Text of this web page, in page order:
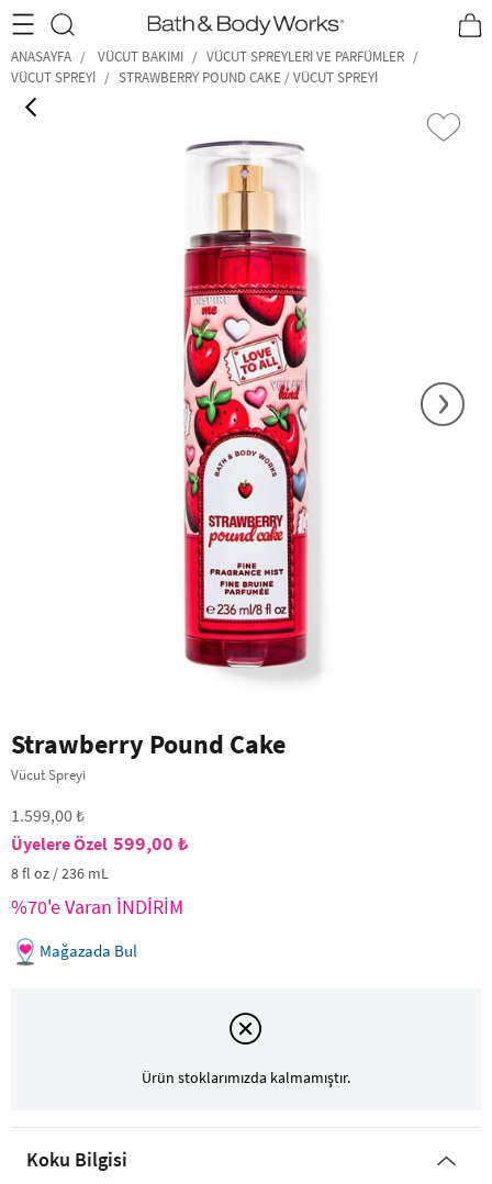
•2200₺ ve Üzeri Kargo Ücretsiz!• *Promosyon Detayları
ANASAYFA VÜCUT BAKIMI
VÜCUT SPREYLERI VE PARFÜMLER
VÜCUT SPREYI
STRAWBERRY POUND CAKE / VÜCUT SPREYI
›
Strawberry Pound Cake
Vücut Spreyi
1.599,00 ₺
599,00 ₺
8 fl oz / 236 mL
%70'e Varan İNDİRİM
Mağazada Bul
Ürün stoklarımızda kalmamıştır.
Koku Bilgisi